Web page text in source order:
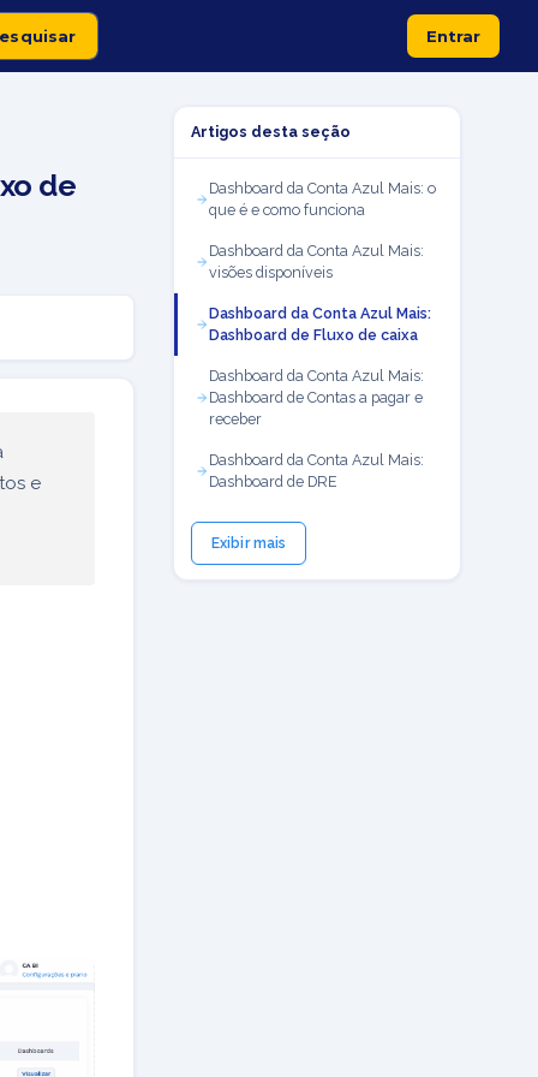
Entrar
de
e
Artigos desta seção
Dashboard da Conta Azul Mais: o
que é e como funciona
Dashboard da Conta Azul Mais:
visões disponíveis
Dashboard da Conta Azul Mais:
Dashboard de Fluxo de caixa
Dashboard da Conta Azul Mais:
Dashboard de Contas a pagar e
receber
Dashboard da Conta Azul Mais:
Dashboard de DRE
Exibir mais